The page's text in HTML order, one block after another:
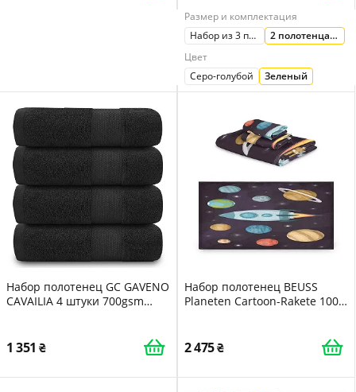
Размер и комплектация
Набор из 3 полотенец для гостей
2 полотенца для лица и гостей
Цвет
Серо-голубой
Зеленый
Набор полотенец GC GAVENO
CAVAILIA 4 штуки 700gsm
1 351
Набор полотенец BEUSS
Planeten Cartoon-Rakete 100%
2 475